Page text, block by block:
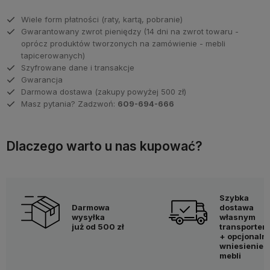
Wiele form płatności (raty, kartą, pobranie)
Gwarantowany zwrot pieniędzy (14 dni na zwrot towaru -
oprócz produktów tworzonych na zamówienie - mebli
tapicerowanych)
Szyfrowane dane i transakcje
Gwarancja
Darmowa dostawa (zakupy powyżej 500 zł)
Masz pytania? Zadzwoń: 609-694-666
Dlaczego warto u nas kupować?
Darmowa
wysyłka
już od 500 zł
Szybka
dostawa
własnym
transportem
+
wniesienie
mebli